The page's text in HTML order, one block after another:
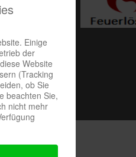
Einige
der
Website
(Tracking
ob Sie
beachten Sie,
nicht mehr